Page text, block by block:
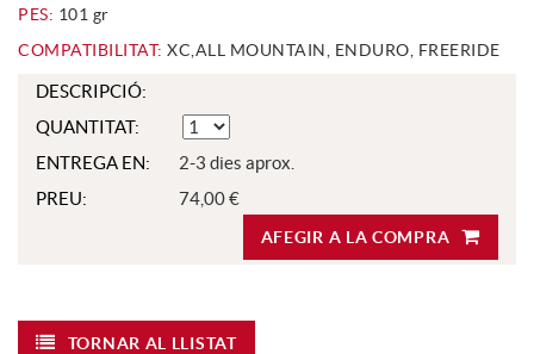
PES: 101 gr
COMPATIBILITAT: XC,ALL MOUNTAIN, ENDURO, FREERIDE
DESCRIPCIÓ:
QUANTITAT:
ENTREGA EN:
2-3 dies aprox.
PREU:
74,00 €
AFEGIR A LA COMPRA
TORNAR AL LLISTAT